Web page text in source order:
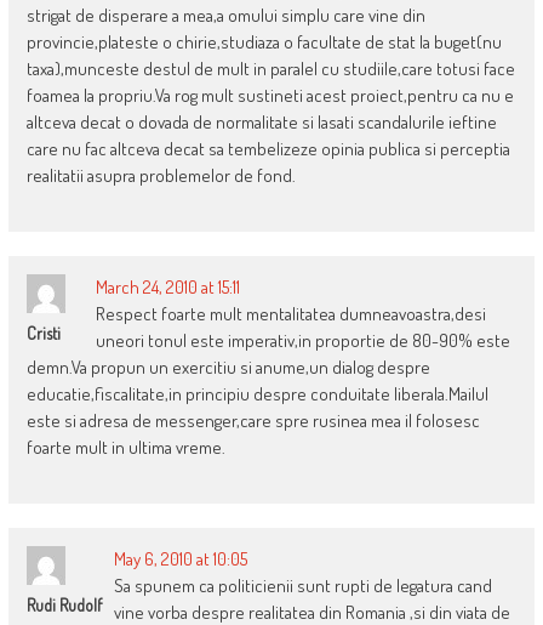
strigat de disperare a mea,a omului simplu care vine din
provincie,plateste o chirie,studiaza o facultate de stat la buget(nu
taxa),munceste destul de mult in paralel cu studiile,care totusi face
foamea la propriu.Va rog mult sustineti acest proiect,pentru ca nu e
altceva decat o dovada de normalitate si lasati scandalurile ieftine
care nu fac altceva decat sa tembelizeze opinia publica si perceptia
realitatii asupra problemelor de fond.
Cristi
March 24, 2010 at 15:11
Respect foarte mult mentalitatea dumneavoastra,desi
uneori tonul este imperativ,in proportie de 80-90% este
demn.Va propun un exercitiu si anume,un dialog despre
educatie,fiscalitate,in principiu despre conduitate liberala.Mailul
este si adresa de messenger,care spre rusinea mea il folosesc
foarte mult in ultima vreme.
Rudi Rudolf
May 6, 2010 at 10:05
Sa spunem ca politicienii sunt rupti de legatura cand
vine vorba despre realitatea din Romania ,si din viata de